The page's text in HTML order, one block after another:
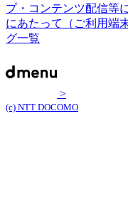
プ・コンテンツ配信等
にあたって（ご利用端
グ一覧
>
(c) NTT DOCOMO